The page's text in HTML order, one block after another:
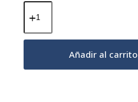
Batidos
Keto
–
Añadir al carrito